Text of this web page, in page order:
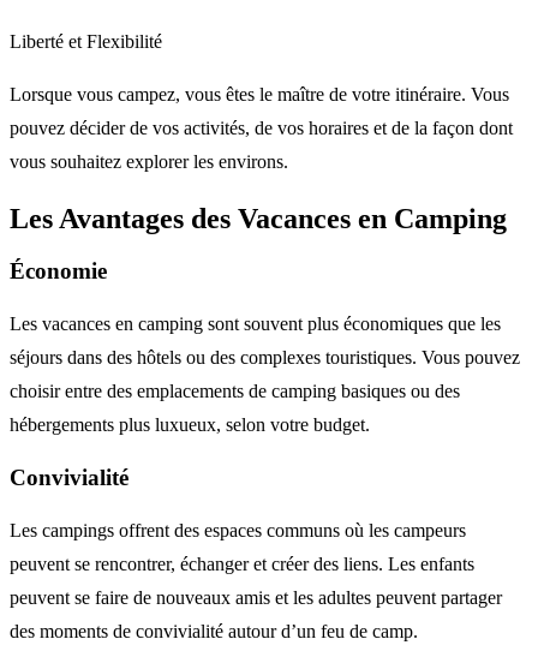
Liberté et Flexibilité
Lorsque vous campez, vous êtes le maître de votre itinéraire. Vous
pouvez décider de vos activités, de vos horaires et de la façon dont
vous souhaitez explorer les environs.
Les Avantages des Vacances en Camping
Économie
Les vacances en camping sont souvent plus économiques que les
séjours dans des hôtels ou des complexes touristiques. Vous pouvez
choisir entre des emplacements de camping basiques ou des
hébergements plus luxueux, selon votre budget.
Convivialité
Les campings offrent des espaces communs où les campeurs
peuvent se rencontrer, échanger et créer des liens. Les enfants
peuvent se faire de nouveaux amis et les adultes peuvent partager
des moments de convivialité autour d’un feu de camp.